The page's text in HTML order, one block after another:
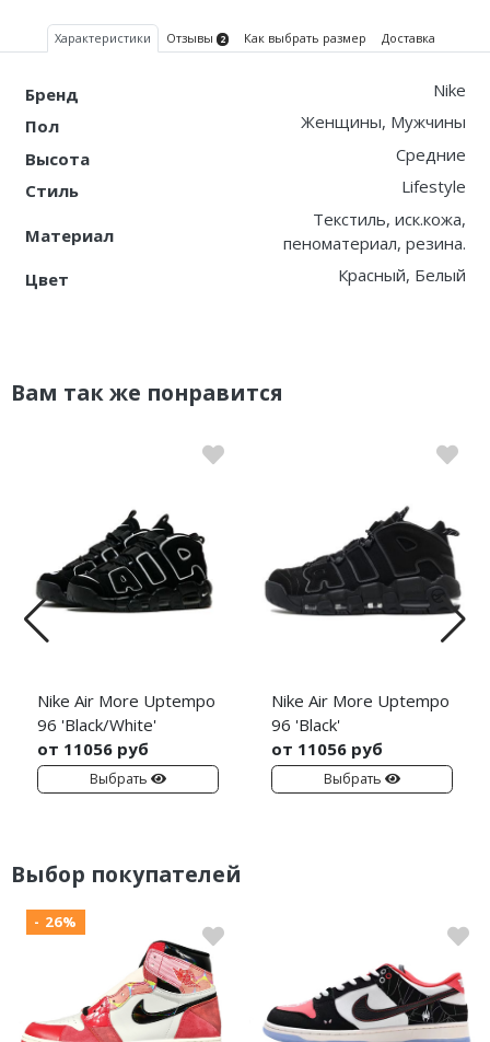
Характеристики Отзывы 2 Как выбрать размер Доставка
Бренд
Nike
Пол
Женщины, Мужчины
Высота
Средние
Стиль
Lifestyle
Материал
Текстиль, иск.кожа,
пеноматериал, резина.
Цвет
Красный, Белый
Вам так же понравится
Nike Air More Uptempo
96 'Black/White'
от 11056 руб
Выбрать
Nike Air More Uptempo
96 'Black'
от 11056 руб
Выбрать
Выбор покупателей
- 26%